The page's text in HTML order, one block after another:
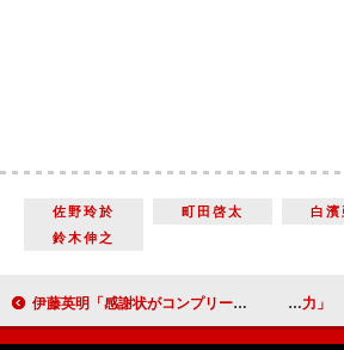
佐野玲於 町田啓太
白濱
鈴木伸之
伊藤英明「感謝状がコンプリートでうれしい」 刑事ドラマ「ダブルス」で坂口憲二と共演 松崎しげる